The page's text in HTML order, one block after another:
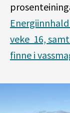
veke 16,
finne i